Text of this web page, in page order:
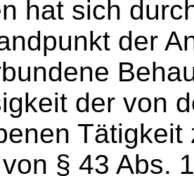
hat sich
der
der von
§ 43 Abs.